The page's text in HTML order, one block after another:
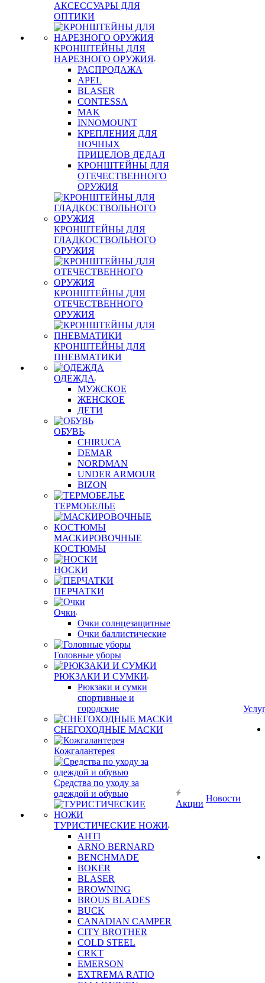
АКСЕССУАРЫ ДЛЯ
ОПТИКИ
КРОНШТЕЙНЫ ДЛЯ
НАРЕЗНОГО ОРУЖИЯ
РАСПРОДАЖА
APEL
BLASER
CONTESSA
MAK
INNOMOUNT
КРЕПЛЕНИЯ ДЛЯ
НОЧНЫХ
ПРИЦЕЛОВ ДЕДАЛ
КРОНШТЕЙНЫ ДЛЯ
ОТЕЧЕСТВЕННОГО
ОРУЖИЯ
КРОНШТЕЙНЫ ДЛЯ
ГЛАДКОСТВОЛЬНОГО
ОРУЖИЯ
КРОНШТЕЙНЫ ДЛЯ
ОТЕЧЕСТВЕННОГО
ОРУЖИЯ
КРОНШТЕЙНЫ ДЛЯ
ПНЕВМАТИКИ
ОДЕЖДА
МУЖСКОЕ
ЖЕНСКОЕ
ДЕТИ
ОБУВЬ
CHIRUCA
DEMAR
NORDMAN
UNDER ARMOUR
BIZON
ТЕРМОБЕЛЬЕ
МАСКИРОВОЧНЫЕ
КОСТЮМЫ
НОСКИ
ПЕРЧАТКИ
Очки
Очки солнцезащитные
Очки баллистические
Головные уборы
РЮКЗАКИ И СУМКИ
Рюкзаки и сумки
спортивные и
городские
СНЕГОХОДНЫЕ МАСКИ
Кожгалантерея
Средства по уходу за
одеждой и обувью
ТУРИСТИЧЕСКИЕ НОЖИ
AHTI
ARNO BERNARD
BENCHMADE
BOKER
BLASER
BROWNING
BROUS BLADES
BUCK
CANADIAN CAMPER
CITY BROTHER
COLD STEEL
CRKT
EMERSON
EXTREMA RATIO
Акции
Новости